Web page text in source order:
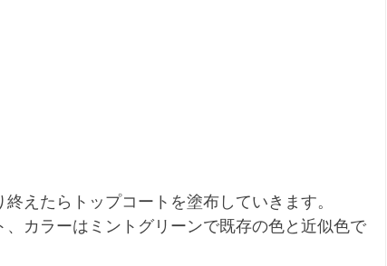
えたらトップコートを塗布していきます。
カラーはミントグリーンで既存の色と近似色で